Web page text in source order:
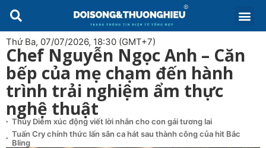
Thứ Ba, 07/07/2026, 18:30 (GMT+7)
Chef Nguyễn Ngọc Anh – Căn
bếp của mẹ chạm đến hành
trình trải nghiệm ẩm thực
nghệ thuật
Thúy Diễm xúc động viết lời nhắn cho con gái tương lai
Tuấn Cry chính thức lấn sân ca hát sau thành công của hit Bắc
Bling